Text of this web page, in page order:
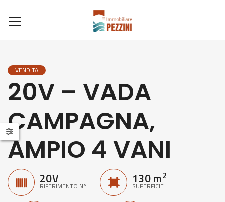
VENDITA
20V – VADA
CAMPAGNA,
AMPIO 4 VANI
20V
RIFERIMENTO N° 130 m2
SUPERFICIE